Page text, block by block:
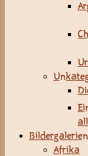
Bildergalerien
Afrika